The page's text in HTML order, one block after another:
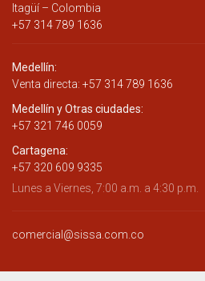
Itagüí – Colombia
+57 314 789 1636
Medellín:
Venta directa: +57 314 789 1636
Medellín y Otras ciudades:
+57 321 746 0059
Cartagena:
+57 320 609 9335
Lunes a Viernes, 7:00 a.m. a 4:30 p.m.
comercial@sissa.com.co